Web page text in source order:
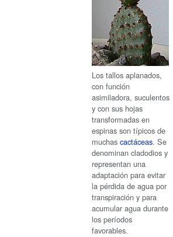
Los tallos aplanados,
con función
asimiladora, suculentos
y con sus hojas
transformadas en
espinas son típicos de
muchas cactáceas. Se
denominan cladodios y
representan una
adaptación para evitar
la pérdida de agua por
transpiración y para
acumular agua durante
los períodos
favorables.